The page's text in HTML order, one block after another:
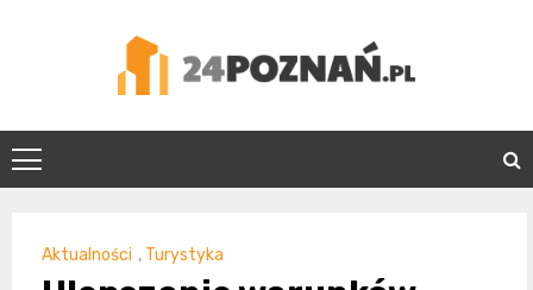
24Poznań.pl
Aktualności , Turystyka